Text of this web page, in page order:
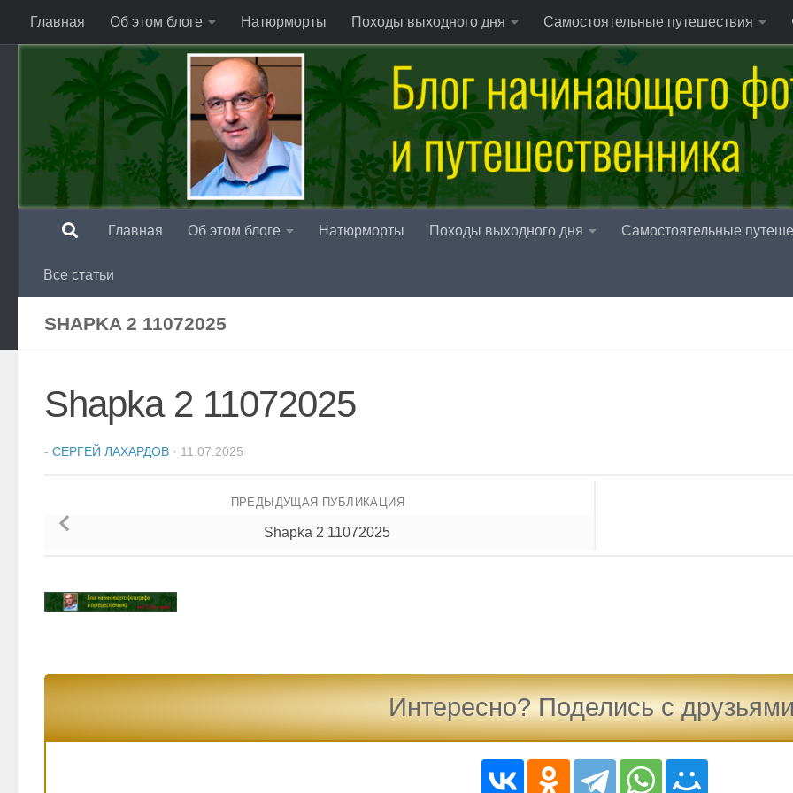
Перейти к содержимому
Главная Об этом блоге Натюрморты Походы выходного дня Самостоятельные путешествия
Главная Об этом блоге Натюрморты Походы выходного дня Самостоятельные
Все статьи
SHAPKA 2 11072025
Shapka 2 11072025
- СЕРГЕЙ ЛАХАРДОВ · 11.07.2025
ПРЕДЫДУЩАЯ ПУБЛИКАЦИЯ
Shapka 2 11072025
Интересно? Поделись с